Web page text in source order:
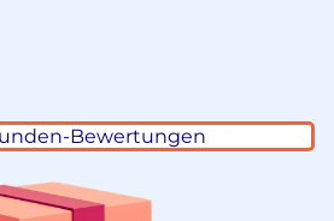
Bewertungen